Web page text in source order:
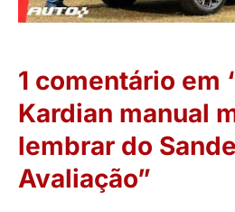
1 comentário em
Kardian manual
lembrar do
Avaliação”